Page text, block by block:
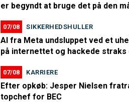
er begyndt at bruge det på den
07/08 SIKKERHEDSHULLER
AI fra Meta undsluppet ved et
på internettet og hackede straks
07/08 KARRIERE
Efter opkøb: Jesper Nielsen
topchef for BEC